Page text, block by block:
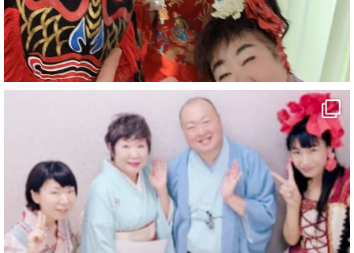
#和歌山県
#白浜町
#変面ショー
#イベント
#宴会
1 9
さらに読み込む